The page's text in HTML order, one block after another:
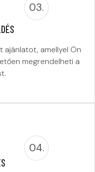
ajánlatot, amellyel Ön
megrendelheti a
03.
04.